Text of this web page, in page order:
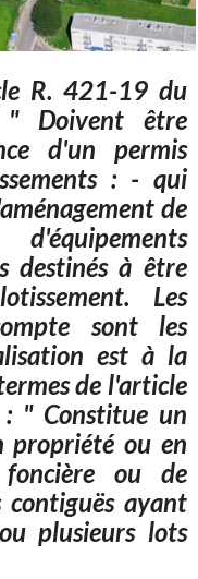
R. 421-19 du
Doivent être
d'un permis
: - qui
de
destinés à être
Les
sont les
est à la
de l'article
" Constitue un
propriété ou en
ou de
contiguës ayant
plusieurs lots